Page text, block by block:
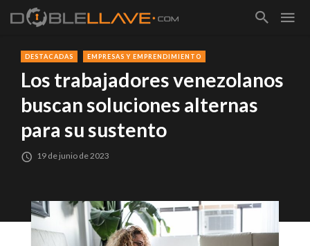
DESTACADAS EMPRESAS Y EMPRENDIMIENTO
Los trabajadores venezolanos
buscan soluciones alternas
para su sustento
19 de junio de 2023